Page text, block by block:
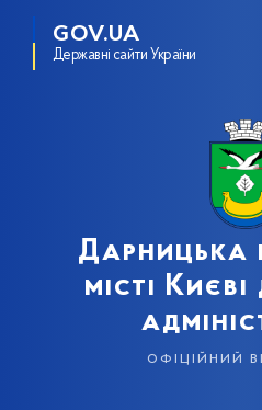
GOV.UA
Державні сайти України
Дарницька
місті
офіційний